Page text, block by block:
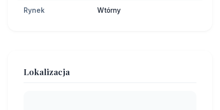
Rynek Wtórny
Lokalizacja